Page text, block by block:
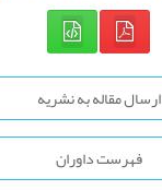
ارسال مقاله به نشریه
فهرست داوران